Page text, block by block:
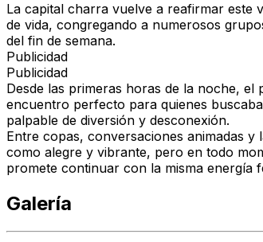
La capital charra vuelve a reafirmar este
de vida, congregando a numerosos
del fin de semana.
Publicidad
Publicidad
Desde las primeras horas de la noche,
encuentro perfecto para quienes
palpable de diversión y desconexión.
Entre copas, conversaciones animadas
como alegre y vibrante, pero en todo
promete continuar con la misma energía
Galería